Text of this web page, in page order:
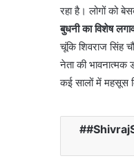
रहा है। लोगों को
बुधनी का विशेष
चूंकि शिवराज सिंह
नेता की भावनात्मक
कई सालों में महसूस